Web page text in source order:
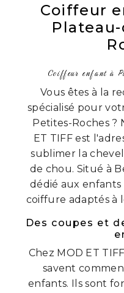
Coiffeur
Coiffeur enfant à
Vous êtes à la
spécialisé pour
Petites-Roches ?
ET TIFF est
sublimer la
de chou. Situé à
dédié aux enfants
coiffure adaptés à
Des coupes et
Chez MOD ET
savent
enfants. Ils sont